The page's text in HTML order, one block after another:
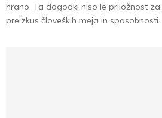
hrano. Ta dogodki niso le priložnost
preizkus človeških meja in